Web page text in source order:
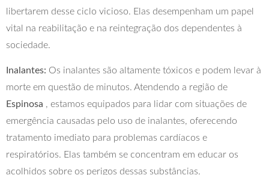
libertarem desse ciclo vicioso. Elas desempenham um papel
vital na reabilitação e na reintegração dos dependentes à
sociedade.
Inalantes: Os inalantes são altamente tóxicos e podem levar à
morte em questão de minutos. Atendendo a região de
Espinosa , estamos equipados para lidar com situações de
emergência causadas pelo uso de inalantes, oferecendo
tratamento imediato para problemas cardíacos e
respiratórios. Elas também se concentram em educar os
acolhidos sobre os perigos dessas substâncias.